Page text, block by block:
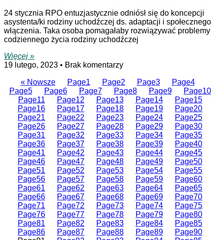
24 stycznia RPO entuzjastycznie odniósł się do koncepcji
asystenta/ki rodziny uchodźczej ds. adaptacji i społecznego
włączenia. Taka osoba pomagałaby rozwiązywać problemy
codziennego życia rodziny uchodźczej
Więcej »
19 lutego, 2023
Brak komentarzy
« Nowsze Page1 Page2 Page3 Page4
Page5 Page6 Page7 Page8 Page9 Page10
Page11 Page12 Page13 Page14 Page15
Page16 Page17 Page18 Page19 Page20
Page21 Page22 Page23 Page24 Page25
Page26 Page27 Page28 Page29 Page30
Page31 Page32 Page33 Page34 Page35
Page36 Page37 Page38 Page39 Page40
Page41 Page42 Page43 Page44 Page45
Page46 Page47 Page48 Page49 Page50
Page51 Page52 Page53 Page54 Page55
Page56 Page57 Page58 Page59 Page60
Page61 Page62 Page63 Page64 Page65
Page66 Page67 Page68 Page69 Page70
Page71 Page72 Page73 Page74 Page75
Page76 Page77 Page78 Page79 Page80
Page81 Page82 Page83 Page84 Page85
Page86 Page87 Page88 Page89 Page90